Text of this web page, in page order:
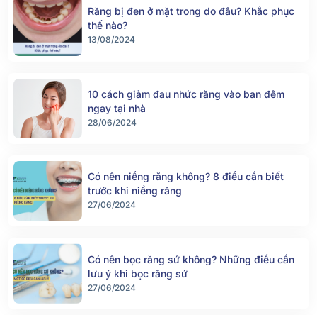
Răng bị đen ở mặt trong do đâu? Khắc phục
thế nào?
13/08/2024
10 cách giảm đau nhức răng vào ban đêm
ngay tại nhà
28/06/2024
Có nên niềng răng không? 8 điều cần biết
trước khi niềng răng
27/06/2024
Có nên bọc răng sứ không? Những điều cần
lưu ý khi bọc răng sứ
27/06/2024